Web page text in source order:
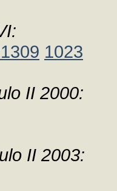
1023
II 2000:
II 2003: